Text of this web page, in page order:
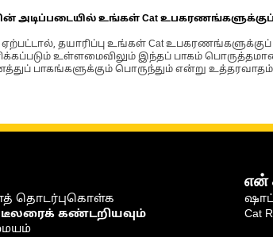
அடிப்படையில் உங்கள் Cat
தயாரிப்பு உங்கள் Cat
உள்ளமைவிலும் இந்தப் பாகம்
பாகங்களுக்கும் பொருந்தும் என்று உத்தரவாதம்
தொடர்புகொள்க
கண்டறியவும்
என்
Cat